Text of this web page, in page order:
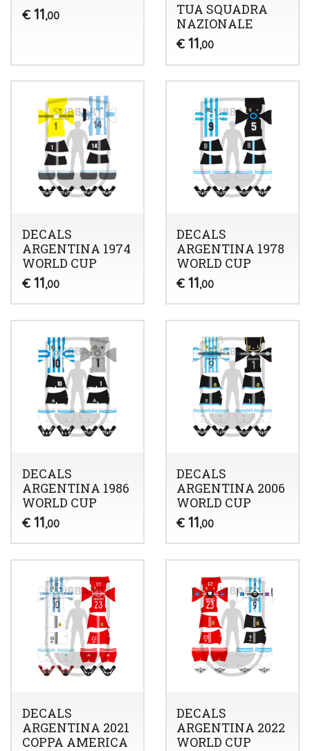
€ 11,00
TUA SQUADRA
NAZIONALE
€ 11,00
DECALS
ARGENTINA 1974
WORLD CUP
€ 11,00
DECALS
ARGENTINA 1978
WORLD CUP
€ 11,00
DECALS
ARGENTINA 1986
WORLD CUP
€ 11,00
DECALS
ARGENTINA 2006
WORLD CUP
€ 11,00
DECALS
ARGENTINA 2021
COPPA AMERICA
DECALS
ARGENTINA 2022
WORLD CUP